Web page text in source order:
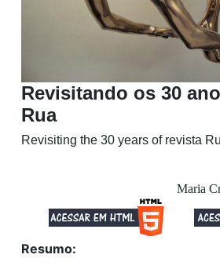
Revisitando os 30
Rua
Revisiting the 30 years of revista
Maria
Resumo: